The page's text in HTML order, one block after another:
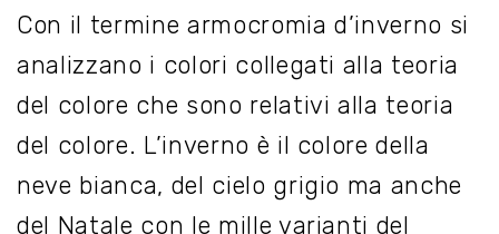
Con il termine armocromia d’inverno si
analizzano i colori collegati alla teoria
del colore che sono relativi alla teoria
del colore. L’inverno è il colore della
neve bianca, del cielo grigio ma anche
del Natale con le mille varianti del